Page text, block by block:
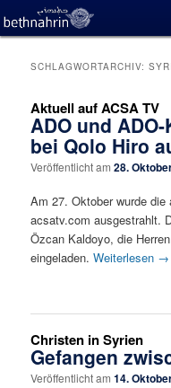
SCHLAGWORTARCHIV:
Aktuell auf ACSA TV
ADO und
bei Qolo Hiro
Veröffentlicht am28.
Am 27. Oktober wurde
acsatv.com ausgestrahlt.
Özcan Kaldoyo, die
eingeladen.Weiterlesen →
Christen in Syrien
Gefangen
Veröffentlicht am14.